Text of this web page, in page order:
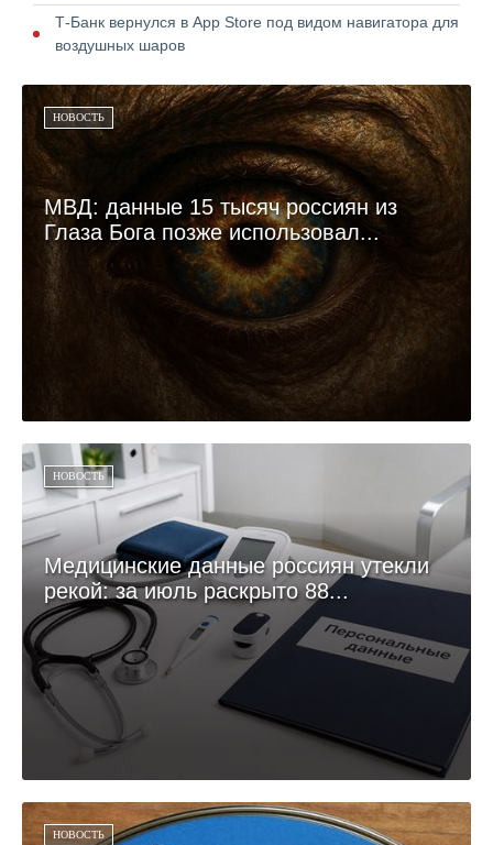
Т-Банк вернулся в App Store под видом навигатора для
воздушных шаров
НОВОСТЬ
МВД: данные 15 тысяч россиян из
Глаза Бога позже использовал...
НОВОСТЬ
Медицинские данные россиян утекли
рекой: за июль раскрыто 88...
НОВОСТЬ